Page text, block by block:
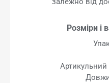
Розміри і